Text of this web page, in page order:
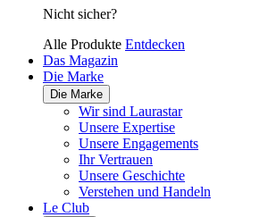
Nicht sicher?
Alle Produkte Entdecken
Das Magazin
Die Marke
Die Marke
Wir sind Laurastar
Unsere Expertise
Unsere Engagements
Ihr Vertrauen
Unsere Geschichte
Verstehen und Handeln
Le Club